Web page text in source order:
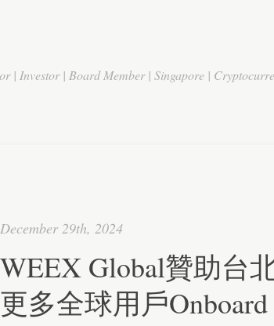
| Investor | Board Member | Singapore |
December 29th, 2024
WEEX Global贊助台
更多全球用戶Onboard